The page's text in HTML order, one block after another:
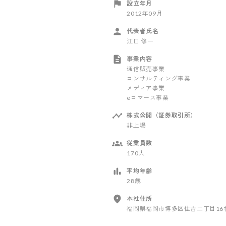
設立年月
2012年09月
代表者氏名
江口 修一
事業内容
通信販売事業
コンサルティング事業
メディア事業
eコマース事業
株式公開（証券取引所）
非上場
従業員数
170人
平均年齢
28歳
本社住所
福岡県福岡市博多区住吉二丁目16